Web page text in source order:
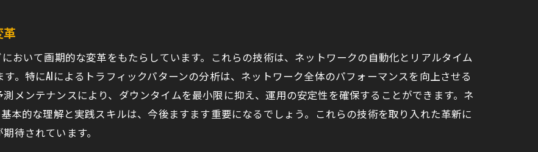
ドセキュリティの最前線とネットワークエンジニア
ドリソースの最適化とコスト管理のポイント
ウドサービスプロバイダーとの連携強化法
コンピューティング時代のネットワークエンジニアの新たな役割
ィ対策の重要性とネットワークエンジニアに求められるスキル
おいて画期的な変革をもたらしています。これらの技術は、ネットワークの自動化とリアルタイム
。特にAIによるトラフィックパターンの分析は、ネットワーク全体のパフォーマンスを向上させる
メンテナンスにより、ダウンタイムを最小限に抑え、運用の安定性を確保することができます。ネ
本的な理解と実践スキルは、今後ますます重要になるでしょう。これらの技術を取り入れた革新に
待されています。